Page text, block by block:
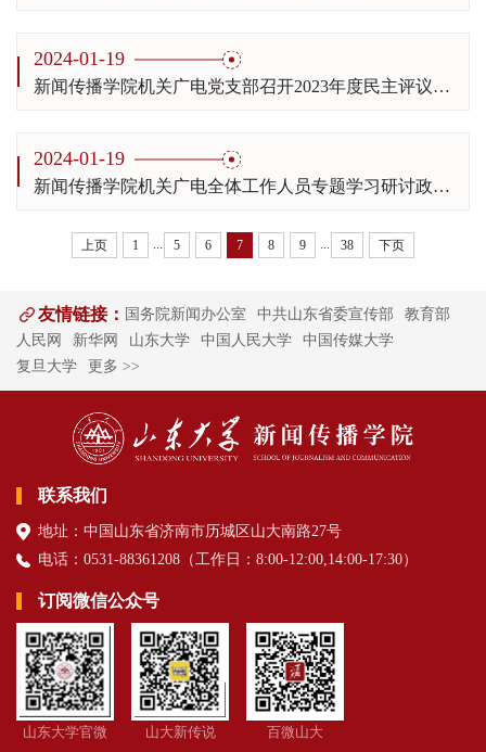
2024-01-19
新闻传播学院机关广电党支部召开2023年度民主评议党员工作
2024-01-19
新闻传播学院机关广电全体工作人员专题学习研讨政治能力建设
上页 1 5 6 7 8 9 38 下页
友情链接： 国务院新闻办公室 中共山东省委宣传部
教育部
人民网
新华网 山东大学 中国人民大学
中国传媒大学
复旦大学
更多 >>
联系我们
地址：中国山东省济南市历城区山大南路27号
电话：0531-88361208（工作日 ：8:00-12:00,14:00-17:30）
订阅微信公众号
山东大学官微 山大新传说 百微山大